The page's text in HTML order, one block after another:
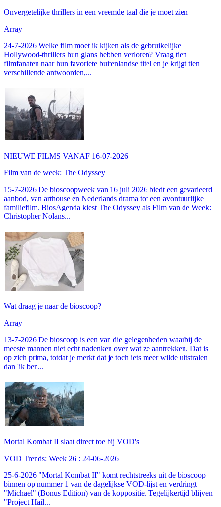
Onvergetelijke thrillers in een vreemde taal die je moet zien
Array
24-7-2026 Welke film moet ik kijken als de gebruikelijke
Hollywood-thrillers hun glans hebben verloren? Vraag tien
filmfanaten naar hun favoriete buitenlandse titel en je krijgt tien
verschillende antwoorden,...
NIEUWE FILMS VANAF 16-07-2026
Film van de week: The Odyssey
15-7-2026 De bioscoopweek van 16 juli 2026 biedt een gevarieerd
aanbod, van arthouse en Nederlands drama tot een avontuurlijke
familiefilm. BiosAgenda kiest The Odyssey als Film van de Week:
Christopher Nolans...
Wat draag je naar de bioscoop?
Array
13-7-2026 De bioscoop is een van die gelegenheden waarbij de
meeste mannen niet echt nadenken over wat ze aantrekken. Dat is
op zich prima, totdat je merkt dat je toch iets meer wilde uitstralen
dan 'ik ben...
Mortal Kombat II slaat direct toe bij VOD's
VOD Trends: Week 26 : 24-06-2026
25-6-2026 "Mortal Kombat II" komt rechtstreeks uit de bioscoop
binnen op nummer 1 van de dagelijkse VOD-lijst en verdringt
"Michael" (Bonus Edition) van de koppositie. Tegelijkertijd blijven
"Project Hail...